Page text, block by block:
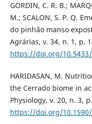
GORDIN, C. R. B.;
M.; SCALON, S. P. Q.
do pinhão manso
Agrárias, v. 34, n. 1, p.
https://doi.org/10.5433/
HARIDASAN, M.
the Cerrado biome in
Physiology, v. 20, n. 3,
https://doi.org/10.1590/